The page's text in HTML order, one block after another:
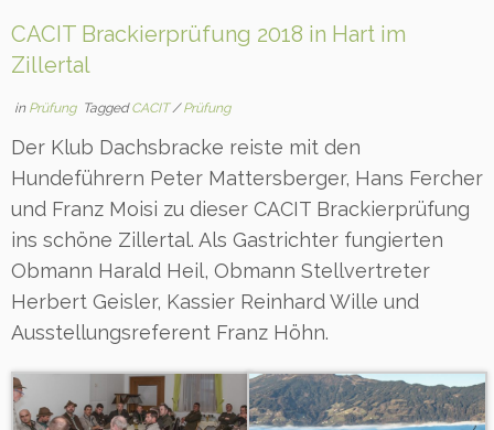
CACIT Brackierprüfung 2018 in Hart im
Zillertal
in Prüfung TaggedCACIT/Prüfung
Der Klub Dachsbracke reiste mit den
Hundeführern Peter Mattersberger, Hans Fercher
und Franz Moisi zu dieser CACIT Brackierprüfung
ins schöne Zillertal. Als Gastrichter fungierten
Obmann Harald Heil, Obmann Stellvertreter
Herbert Geisler, Kassier Reinhard Wille und
Ausstellungsreferent Franz Höhn.